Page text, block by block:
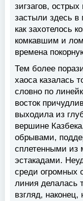
зигзагов,
застыли здесь в
как захотелось
комкавшим и
времена
Тем более
хаоса казалась
словно по
восток
выходила из
вершине
обрывами,
сплетенными из
эстакадами.
среди огромных
линия делалась
взгляд, наконец,